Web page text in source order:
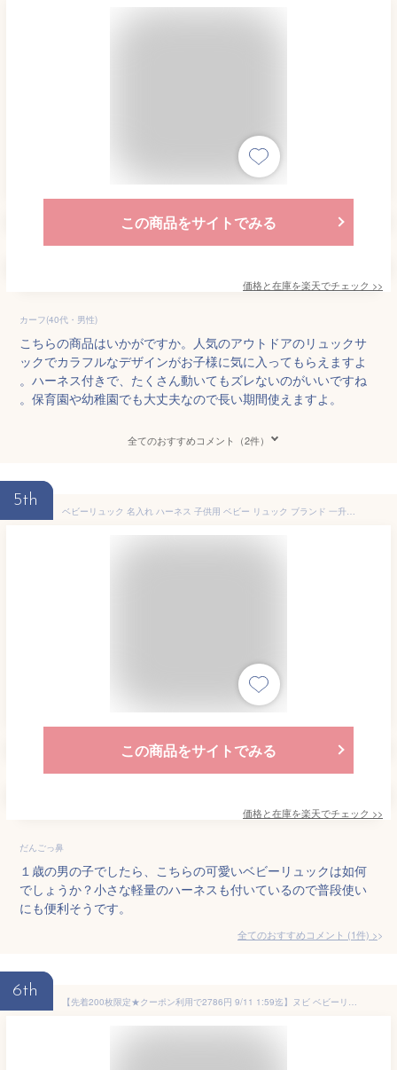
この商品をサイトでみる
価格と在庫を楽天でチェック >>
カーフ(40代・男性)
こちらの商品はいかがですか。人気のアウトドアのリュックサ
ックでカラフルなデザインがお子様に気に入ってもらえますよ
。ハーネス付きで、たくさん動いてもズレないのがいいですね
。保育園や幼稚園でも大丈夫なので長い期間使えますよ。
全てのおすすめコメント（2件）
5th
ベビーリュック 名入れ ハーネス 子供用 ベビー リュック ブランド 一升餅 1歳 誕生日 プレゼント 名前入り 2歳 男の子 女の子 迷子防止 出産祝い お祝い キッズ 背負い餅 リード ランキング 一歳 おしゃれ メッセージ 保育園 幼稚園 頭保護 転倒 迷子紐 子ども 3歳
この商品をサイトでみる
価格と在庫を楽天でチェック >>
だんごっ鼻
１歳の男の子でしたら、こちらの可愛いベビーリュックは如何
でしょうか？小さな軽量のハーネスも付いているので普段使い
にも便利そうです。
全てのおすすめコメント (1件) >
6th
【先着200枚限定★クーポン利用で2786円 9/11 1:59迄】ヌビ ベビーリュック 刺繍入り リュックサック ベビー キッズ 子供 1歳 誕生日 出産祝い 一升餅 リュック ギフト 保育園 幼稚園 女の子 男の子 かわいい お洒落 リンクコーデ tecopeco